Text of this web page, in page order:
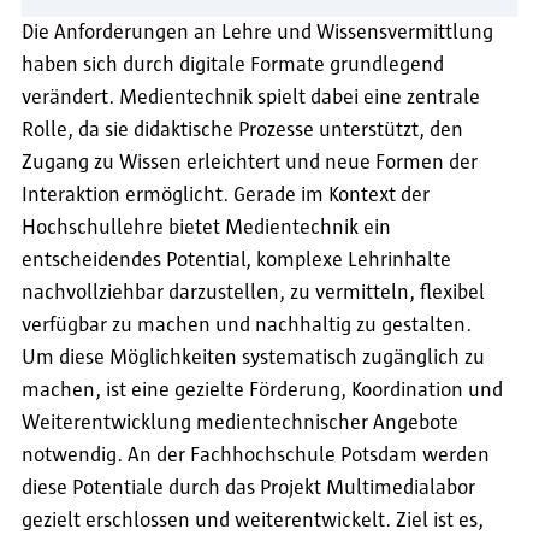
Die Anforderungen an Lehre und Wissensvermittlung
haben sich durch digitale Formate grundlegend
verändert. Medientechnik spielt dabei eine zentrale
Rolle, da sie didaktische Prozesse unterstützt, den
Zugang zu Wissen erleichtert und neue Formen der
Interaktion ermöglicht. Gerade im Kontext der
Hochschullehre bietet Medientechnik ein
entscheidendes Potential, komplexe Lehrinhalte
nachvollziehbar darzustellen, zu vermitteln, flexibel
verfügbar zu machen und nachhaltig zu gestalten.
Um diese Möglichkeiten systematisch zugänglich zu
machen, ist eine gezielte Förderung, Koordination und
Weiterentwicklung medientechnischer Angebote
notwendig. An der Fachhochschule Potsdam werden
diese Potentiale durch das Projekt Multimedialabor
gezielt erschlossen und weiterentwickelt. Ziel ist es,